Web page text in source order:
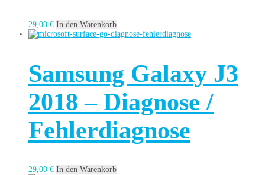
29,00 € In den Warenkorb
Samsung Galaxy J3
2018 – Diagnose /
Fehlerdiagnose
29,00 € In den Warenkorb